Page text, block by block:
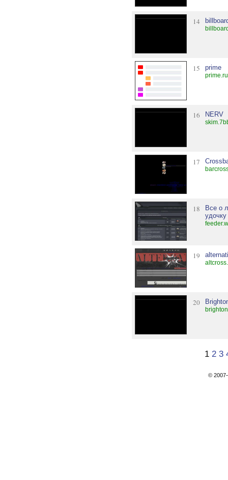
14
15 prime
16 NERV
17
18
Все о
удочку
19
20
1 2 3
©